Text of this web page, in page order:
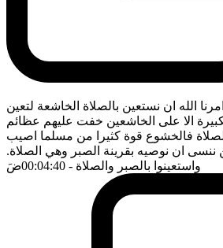
الله ان نستعين بالصلاة الخاشعة لتعين
لكبيرة الا على الخاشعين خفت عليهم عظائم
فالخشوع قوة كثيرا من مسلما اصيب
ننسى ان نوصيه بقرينة الصبر وهي الصلاة.
واستعينوا بالصبر والصلاة - 00:04:40 ضَ